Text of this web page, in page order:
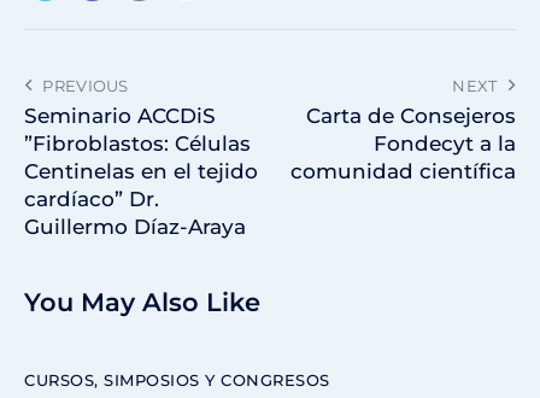
PREVIOUS
Seminario ACCDiS​ ​
”Fibroblastos: Células ​
C​entinelas en el tejido
​c​ardíaco” Dr.
Guillermo Díaz-Araya
NEXT
Carta de Consejeros
Fondecyt a la
comunidad científica
You May Also Like
CURSOS, SIMPOSIOS Y CONGRESOS